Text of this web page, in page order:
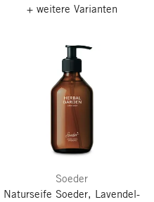
+ weitere Varianten
Soeder
Naturseife Soeder, Lavendel-